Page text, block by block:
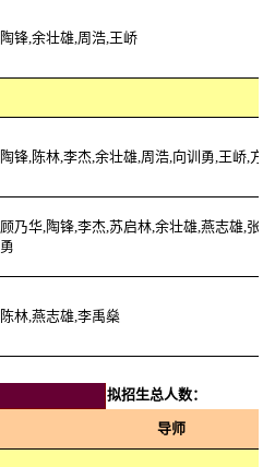
陶锋,余壮雄,周浩,王峤
陶锋,陈林,李杰,余壮雄,周浩,向训勇,王峤,方
顾乃华,陶锋,李杰,苏启林,余壮雄,燕志雄,张
勇
陈林,燕志雄,李禹燊
拟招生总人数：
导师